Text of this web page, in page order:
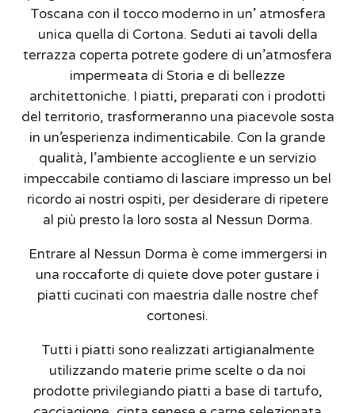
Toscana con il tocco moderno in un’ atmosfera
unica quella di Cortona. Seduti ai tavoli della
terrazza coperta potrete godere di un’atmosfera
impermeata di Storia e di bellezze
architettoniche. I piatti, preparati con i prodotti
del territorio, trasformeranno una piacevole sosta
in un’esperienza indimenticabile. Con la grande
qualità, l’ambiente accogliente e un servizio
impeccabile contiamo di lasciare impresso un bel
ricordo ai nostri ospiti, per desiderare di ripetere
al più presto la loro sosta al Nessun Dorma.
Entrare al Nessun Dorma è come immergersi in
una roccaforte di quiete dove poter gustare i
piatti cucinati con maestria dalle nostre chef
cortonesi.
Tutti i piatti sono realizzati artigianalmente
utilizzando materie prime scelte o da noi
prodotte privilegiando piatti a base di tartufo,